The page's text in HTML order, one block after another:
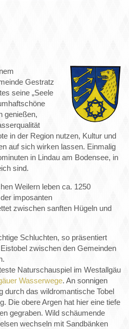
Gestratz
seine „Seele
genießen,
in der Region nutzen, Kultur und
auf sich wirken lassen. Einmalig
in Lindau am Bodensee, in
sind.
Weilern leben ca. 1250
imposanten
zwischen sanften Hügeln und
Schluchten, so präsentiert
zwischen den Gemeinden
Naturschauspiel im Westallgäu
Wasserwege. An sonnigen
durch das wildromantische Tobel
Die obere Argen hat hier eine tiefe
gegraben. Wild schäumende
wechseln mit Sandbänken